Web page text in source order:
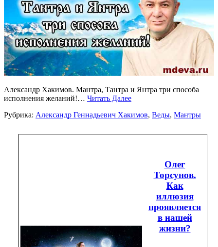
Александр Хакимов. Мантра, Тантра и Янтра три способа
исполнения желаний!… Читать Далее
Рубрика: Александр Геннадьевич Хакимов, Веды, Мантры
Олег
Торсунов.
Как
иллюзия
проявляется
в нашей
жизни?